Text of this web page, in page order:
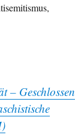
– Geschlossen